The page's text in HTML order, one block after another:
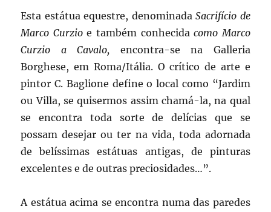
Esta estátua equestre, denominadaSacrifício de
Marco Curzioe também conhecida como Marco
Curzio a Cavalo, encontra-se na Galleria
Borghese, em Roma/Itália. O crítico de arte e
pintor C. Baglione define o local como “Jardim
ou Villa, se quisermos assim chamá-la, na qual
se encontra toda sorte de delícias que se
possam desejar ou ter na vida, toda adornada
de belíssimas estátuas antigas, de pinturas
excelentes e de outras preciosidades…”.
A estátua acima se encontra numa das paredes